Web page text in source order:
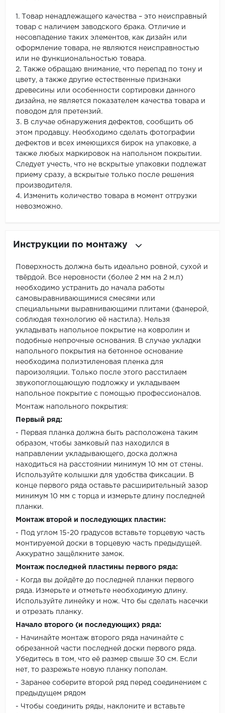
1. Товар ненадлежащего качества – это неисправный
товар с наличием заводского брака. Отличие и
несовпадение таких элементов, как дизайн или
оформление товара, не являются неисправностью
или не функциональностью товара.
2. Также обращаю внимание, что перепад по тону и
цвету, а также другие естественные признаки
древесины или особенности сортировки данного
дизайна, не является показателем качества товара и
поводом для претензий.
3. В случае обнаружения дефектов, сообщить об
этом продавцу. Необходимо сделать фотографии
дефектов и всех имеющихся бирок на упаковке, а
также любых маркировок на напольном покрытии.
Следует учесть, что не вскрытые упаковки подлежат
приему сразу, а вскрытые только после решения
производителя.
4. Изменить количество товара в момент отгрузки
невозможно.
Инструкции по монтажу
Поверхность должна быть идеально ровной, сухой и
твёрдой. Все неровности (более 2 мм на 2 м.п)
необходимо устранить до начала работы
самовыравнивающимися смесями или
специальными выравнивающими плитами (фанерой,
соблюдая технологию её настила). Нельзя
укладывать напольное покрытие на ковролин и
подобные непрочные основания. В случае укладки
напольного покрытия на бетонное основание
необходима полиэтиленовая пленка для
пароизоляции. Только после этого расстилаем
звукопоглощающую подложку и укладываем
напольное покрытие с помощью профессионалов.
Монтаж напольного покрытия:
Первый ряд:
- Первая планка должна быть расположена таким
образом, чтобы замковый паз находился в
направлении укладывающего, доска должна
находиться на расстоянии минимум 10 мм от стены.
Используйте колышки для удобства фиксации. В
конце первого ряда оставьте расширительный зазор
минимум 10 мм с торца и измерьте длину последней
планки.
Монтаж второй и последующих пластин:
- Под углом 15-20 градусов вставьте торцевую часть
монтируемой доски в торцевую часть предыдущей.
Аккуратно защёлкните замок.
Монтаж последней пластины первого ряда:
- Когда вы дойдёте до последней планки первого
ряда. Измерьте и отметьте необходимую длину.
Используйте линейку и нож. Что бы сделать насечки
и отрезать планку.
Начало второго (и последующих) ряда:
- Начинайте монтаж второго ряда начинайте с
обрезанной части последней доски первого ряда.
Убедитесь в том, что её размер свыше 30 см. Если
нет, то разрежьте новую планку пополам.
- Заранее соберите второй ряд перед соединением с
предыдущем рядом
- Чтобы соединить ряды, наклоните и вставьте